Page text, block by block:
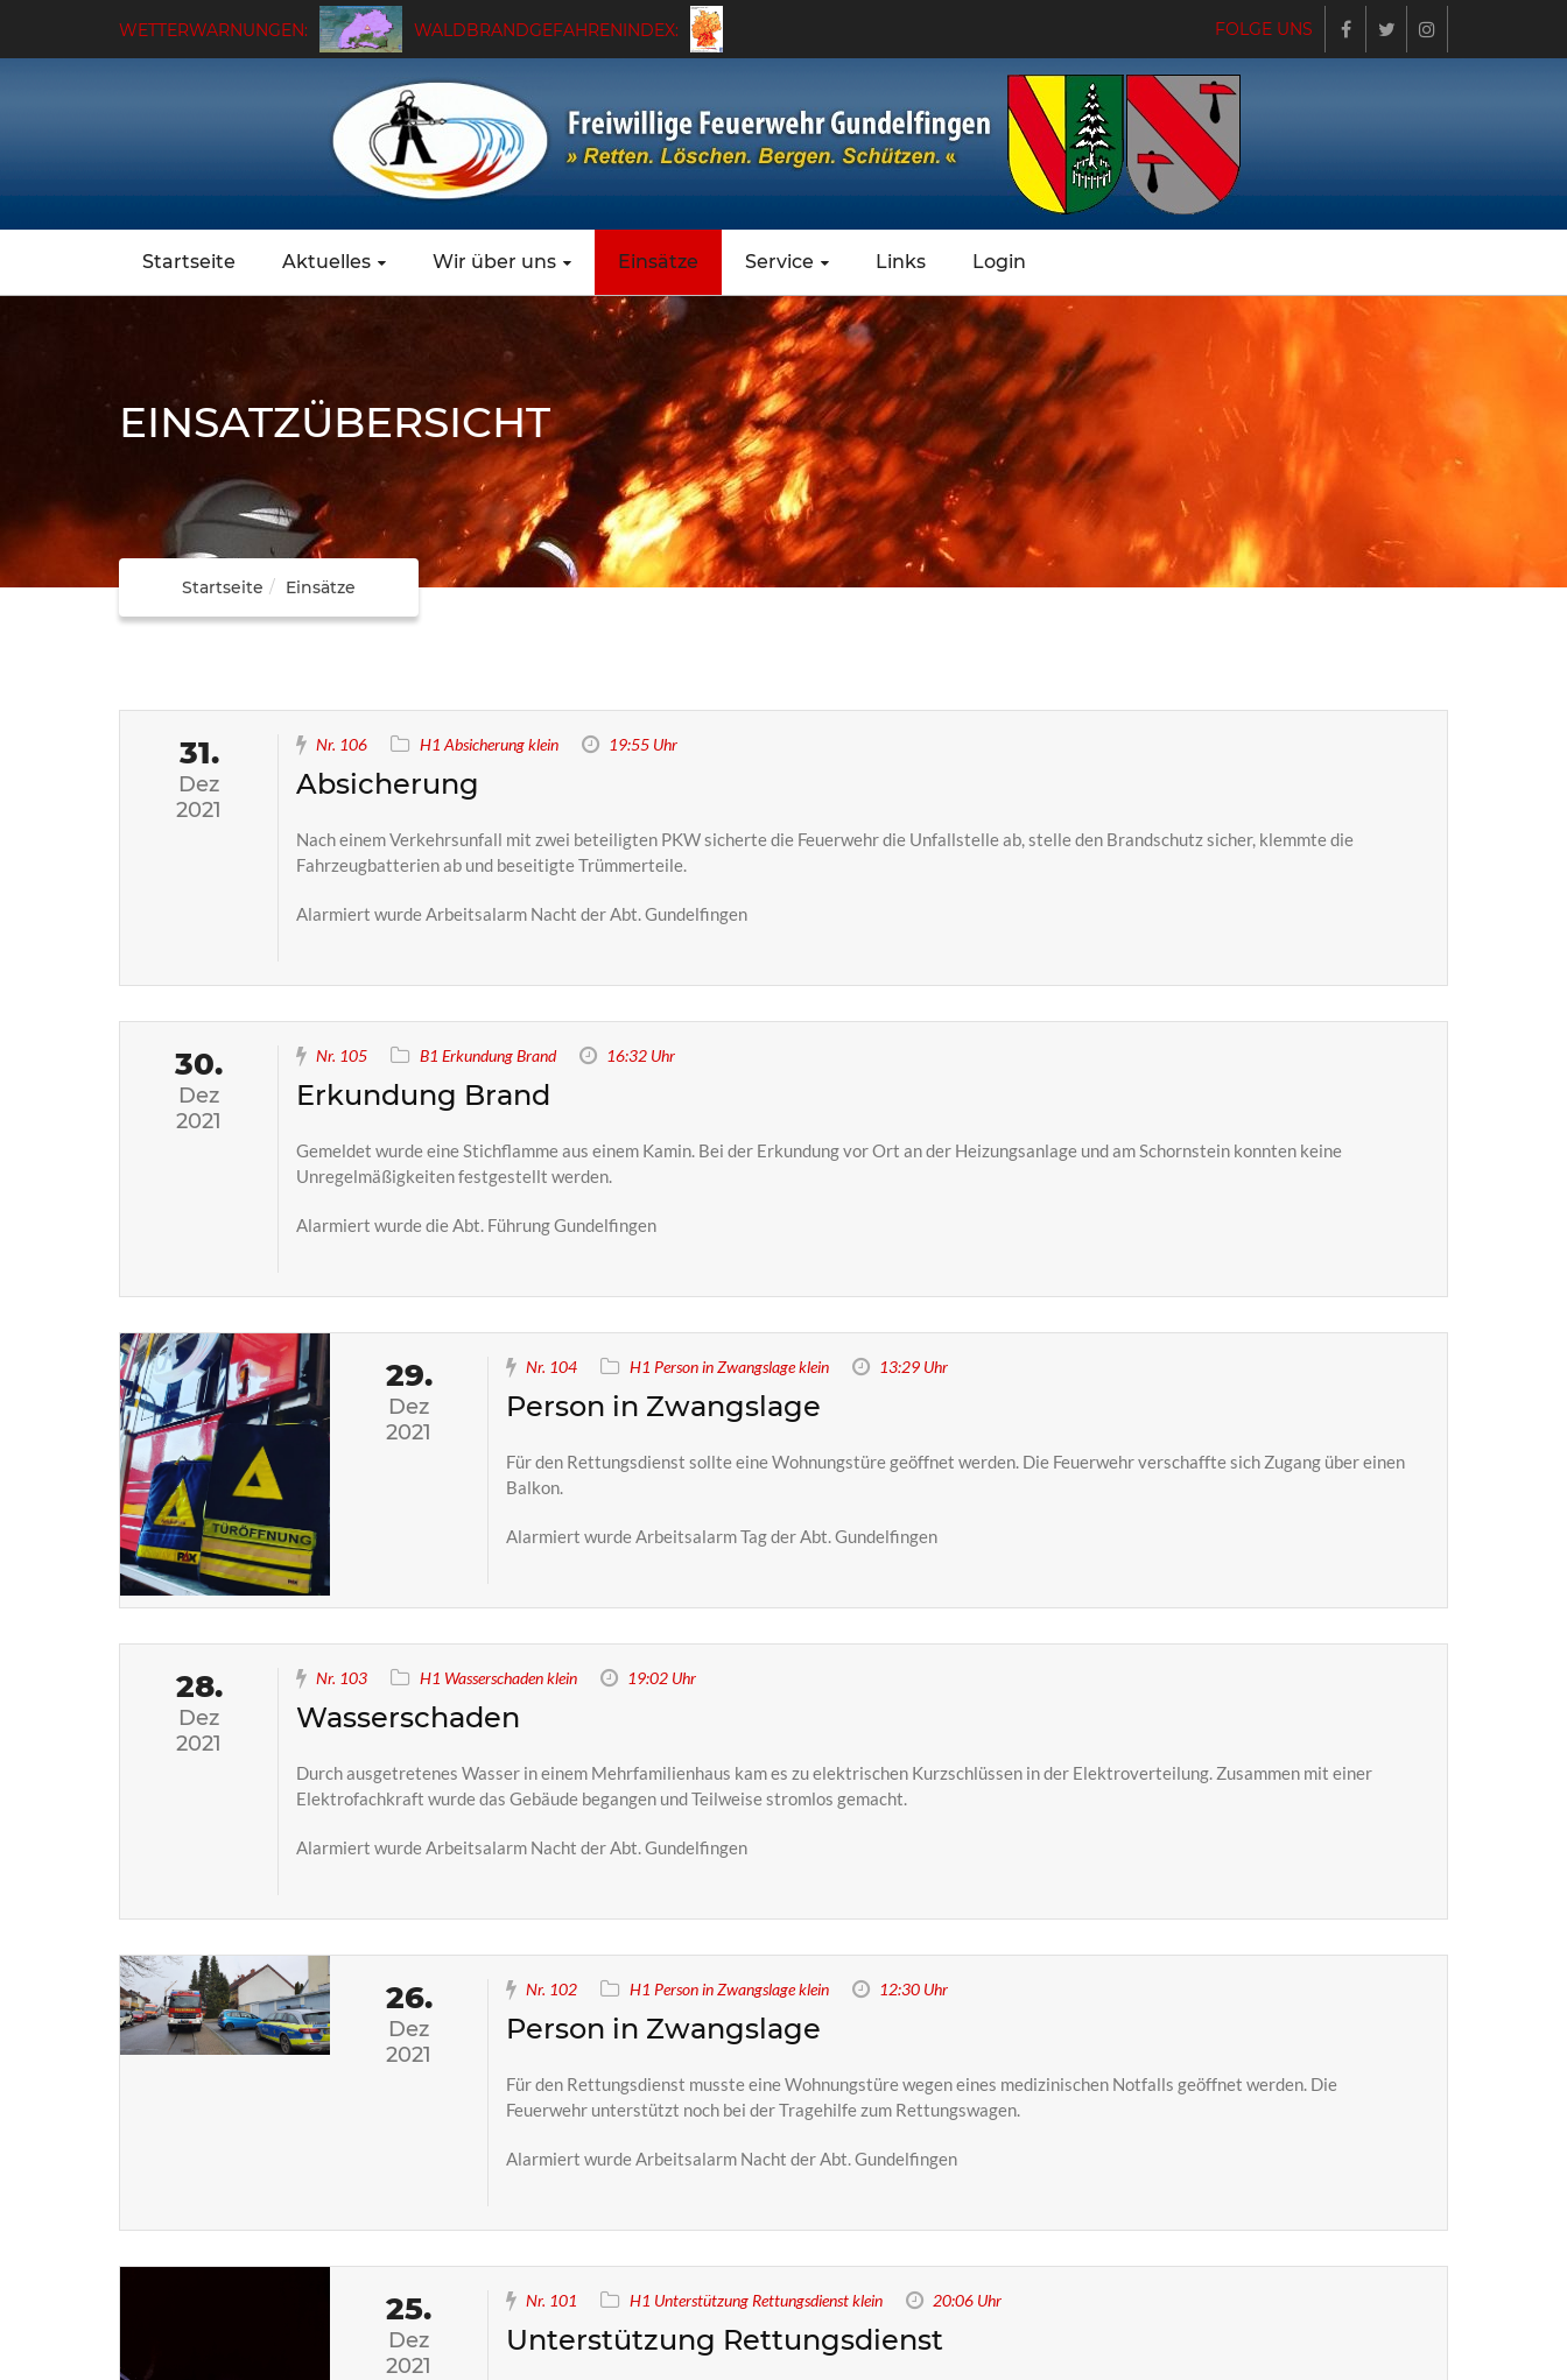
WETTERWARNUNGEN: WALDBRANDGEFAHRENINDEX: FOLGE UNS
Startseite Aktuelles Wir über uns Einsätze Service Links Login
EINSATZÜBERSICHT
Startseite Einsätze
31.
Dez
2021
Nr. 106 H1 Absicherung klein 19:55 Uhr
Absicherung
Nach einem Verkehrsunfall mit zwei beteiligten PKW sicherte die Feuerwehr die Unfallstelle ab, stelle den Brandschutz sicher, klemmte die
Fahrzeugbatterien ab und beseitigte Trümmerteile.
Alarmiert wurde Arbeitsalarm Nacht der Abt. Gundelfingen
30.
Dez
2021
Nr. 105 B1 Erkundung Brand 16:32 Uhr
Erkundung Brand
Gemeldet wurde eine Stichflamme aus einem Kamin. Bei der Erkundung vor Ort an der Heizungsanlage und am Schornstein konnten keine
Unregelmäßigkeiten festgestellt werden.
Alarmiert wurde die Abt. Führung Gundelfingen
29.
Dez
2021
Nr. 104 H1 Person in Zwangslage klein 13:29 Uhr
Person in Zwangslage
Für den Rettungsdienst sollte eine Wohnungstüre geöffnet werden. Die Feuerwehr verschaffte sich Zugang über einen
Balkon.
Alarmiert wurde Arbeitsalarm Tag der Abt. Gundelfingen
28.
Dez
2021
Nr. 103 H1 Wasserschaden klein 19:02 Uhr
Wasserschaden
Durch ausgetretenes Wasser in einem Mehrfamilienhaus kam es zu elektrischen Kurzschlüssen in der Elektroverteilung. Zusammen mit einer
Elektrofachkraft wurde das Gebäude begangen und Teilweise stromlos gemacht.
Alarmiert wurde Arbeitsalarm Nacht der Abt. Gundelfingen
26.
Dez
2021
Nr. 102 H1 Person in Zwangslage klein 12:30 Uhr
Person in Zwangslage
Für den Rettungsdienst musste eine Wohnungstüre wegen eines medizinischen Notfalls geöffnet werden. Die
Feuerwehr unterstützt noch bei der Tragehilfe zum Rettungswagen.
Alarmiert wurde Arbeitsalarm Nacht der Abt. Gundelfingen
25.
Dez
2021
Nr. 101 H1 Unterstützung Rettungsdienst klein 20:06 Uhr
Unterstützung Rettungsdienst